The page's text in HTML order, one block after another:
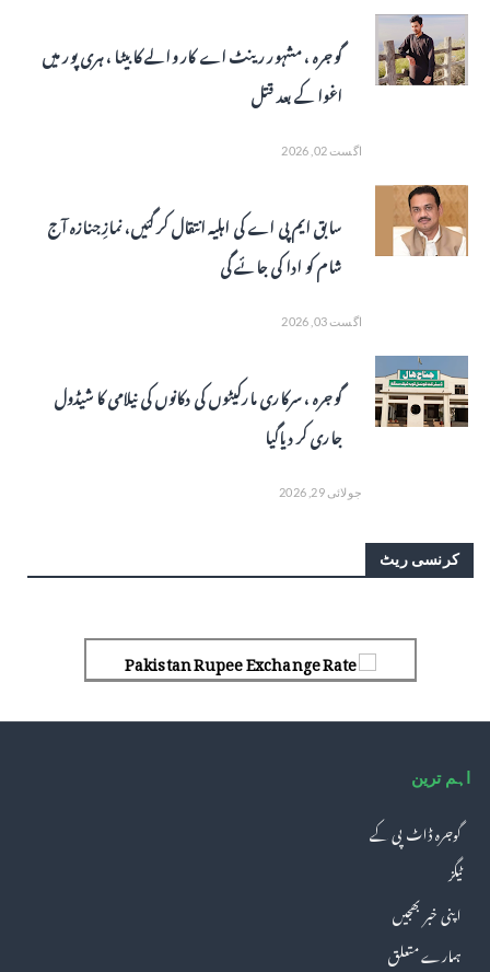
گوجرہ ، مشہور رینٹ اے کار والے کا بیٹا ، ہری پور میں
اغوا کے بعد قتل
اگست 02, 2026
سابق ایم پی اے کی اہلیہ انتقال کر گئیں، نمازِ جنازہ آج
شام کو ادا کی جائے گی
اگست 03, 2026
گوجرہ ، سرکاری مارکیٹوں کی دکانوں کی نیلامی کا شیڈول
جاری کر دیاگیا
جولائی 29, 2026
کرنسی ریٹ
Pakistan Rupee Exchange Rate
اہم ترین
گوجرہ ڈاٹ پی کے
ٹیگز
اپنی خبر بھجیں
ہمارے متعلق